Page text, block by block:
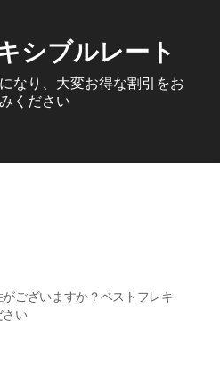
シブルレート
なり、大変お得な割引をお
ください
ございますか？ベストフレキ
い